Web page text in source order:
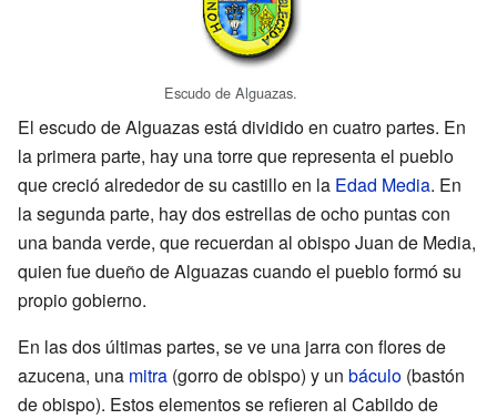
Escudo de Alguazas.
El escudo de Alguazas está dividido en cuatro partes. En
la primera parte, hay una torre que representa el pueblo
que creció alrededor de su castillo en la Edad Media. En
la segunda parte, hay dos estrellas de ocho puntas con
una banda verde, que recuerdan al obispo Juan de Media,
quien fue dueño de Alguazas cuando el pueblo formó su
propio gobierno.
En las dos últimas partes, se ve una jarra con flores de
azucena, una mitra (gorro de obispo) y un báculo (bastón
de obispo). Estos elementos se refieren al Cabildo de